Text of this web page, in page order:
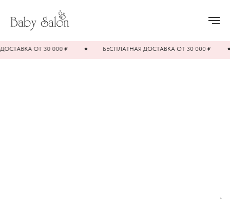
ОТ 30 000 ₽ БЕСПЛАТНАЯ ДОСТАВКА ОТ 30 000 ₽